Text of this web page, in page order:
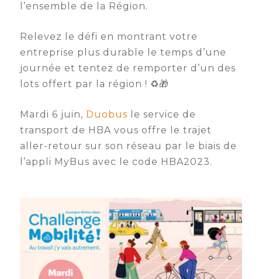
l’ensemble de la Région.
Relevez le défi en montrant votre
entreprise plus durable le temps d’une
journée et tentez de remporter d’un des
lots offert par la région ! ♻️🎁
Mardi 6 juin, Duobus le service de
transport de HBA vous offre le trajet
aller-retour sur son réseau par le biais de
l’appli MyBus avec le code HBA2023.